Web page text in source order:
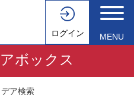
ログイン MENU
ボックス
ア検索